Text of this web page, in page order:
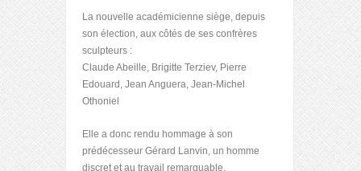
La nouvelle académicienne siège, depuis
son élection, aux côtés de ses confrères
sculpteurs :
Claude Abeille, Brigitte Terziev, Pierre
Edouard, Jean Anguera, Jean-Michel
Othoniel
Elle a donc rendu hommage à son
prédécesseur Gérard Lanvin, un homme
discret et au travail remarquable.